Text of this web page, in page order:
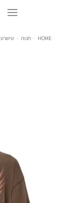
HOME
- חנות - טישרט